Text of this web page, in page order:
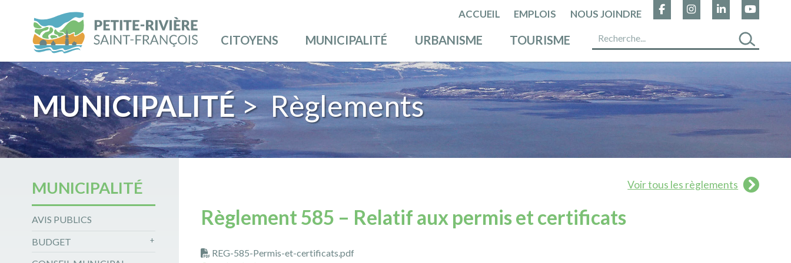
ACCUEIL EMPLOIS NOUS JOINDRE
CITOYENS MUNICIPALITÉ URBANISME TOURISME
MUNICIPALITÉ> Règlements
MUNICIPALITÉ
AVIS PUBLICS
BUDGET
Voir tous les règlements
Règlement 585 – Relatif aux permis et certificats
REG-585-Permis-et-certificats.pdf